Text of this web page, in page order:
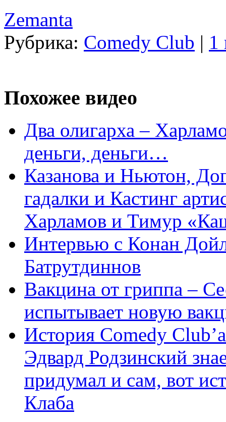
Zemanta
Рубрика: Comedy Club | 1
Похожее видео
Два олигарха –
деньги, деньги…
Казанова и Ньютон,
гадалки и Кастинг
Харламов и Тимур
Интервью с Конан
Батрутдиннов
Вакцина от гриппа –
испытывает новую
История Comedy
Эдвард Родзинский
придумал и сам, вот
Клаба